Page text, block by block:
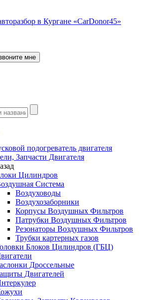
мне
подогреватель двигателя
Запчасти Двигателя
Цилиндров
Система
Воздуховоды
Воздухозаборники
Корпусы Воздушных Фильтров
Патрубки Воздушных Фильтров
Резонаторы Воздушных Фильтров
Трубки картерных газов
Блоков Цилиндров (ГБЦ)
Дроссельные
Двигателей